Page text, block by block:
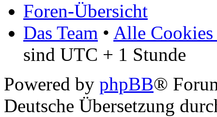
Foren-Übersicht
Das Team • Alle Cookies
sind UTC + 1 Stunde
Powered by phpBB®
Deutsche Übersetzung